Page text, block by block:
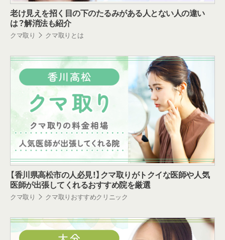
老け見えを招く目の下のたるみがある人とない人の違い
は？解消法も紹介
クマ取り クマ取りとは
【香川県高松市の人必見！】クマ取りがトクイな医師や人気
医師が出張してくれるおすすめ院を厳選
クマ取り クマ取りおすすめクリニック